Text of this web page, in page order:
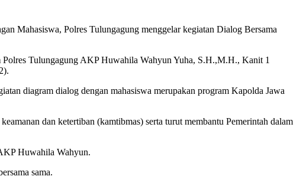
Mahasiswa, Polres Tulungagung menggelar kegiatan Dialog Bersama
Tulungagung AKP Huwahila Wahyun Yuha, S.H.,M.H., Kanit 1
diagram dialog dengan mahasiswa merupakan program Kapolda Jawa
dan ketertiban (kamtibmas) serta turut membantu Pemerintah dalam
Huwahila Wahyun.
sama.